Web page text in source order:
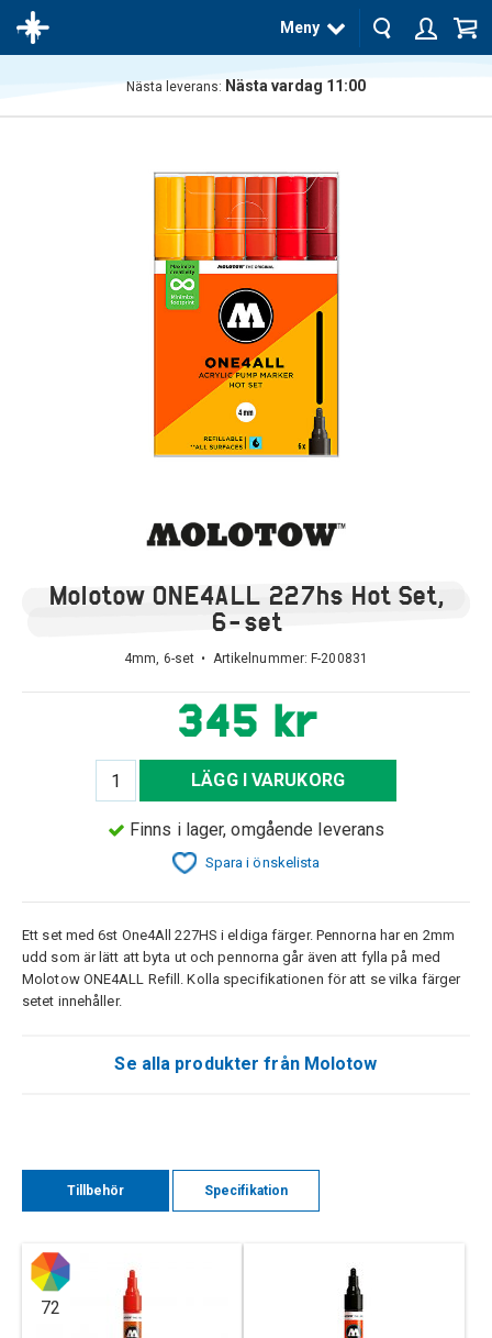
Meny
Nästa leverans: Nästa vardag 11:00
Molotow ONE4ALL 227hs Hot Set,
6-set
4mm, 6-set • Artikelnummer: F-200831
345 kr
LÄGG I VARUKORG
Finns i lager, omgående leverans
Spara i önskelista
Ett set med 6st One4All 227HS i eldiga färger. Pennorna har en 2mm
udd som är lätt att byta ut och pennorna går även att fylla på med
Molotow ONE4ALL Refill. Kolla specifikationen för att se vilka färger
setet innehåller.
Se alla produkter från Molotow
Tillbehör Specifikation
72